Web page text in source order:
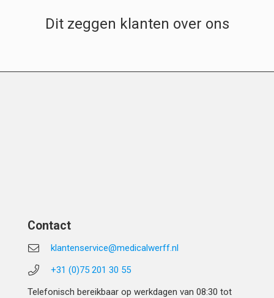
Dit zeggen klanten over ons
Contact
klantenservice@medicalwerff.nl
+31 (0)75 201 30 55
Telefonisch bereikbaar op werkdagen van 08:30 tot